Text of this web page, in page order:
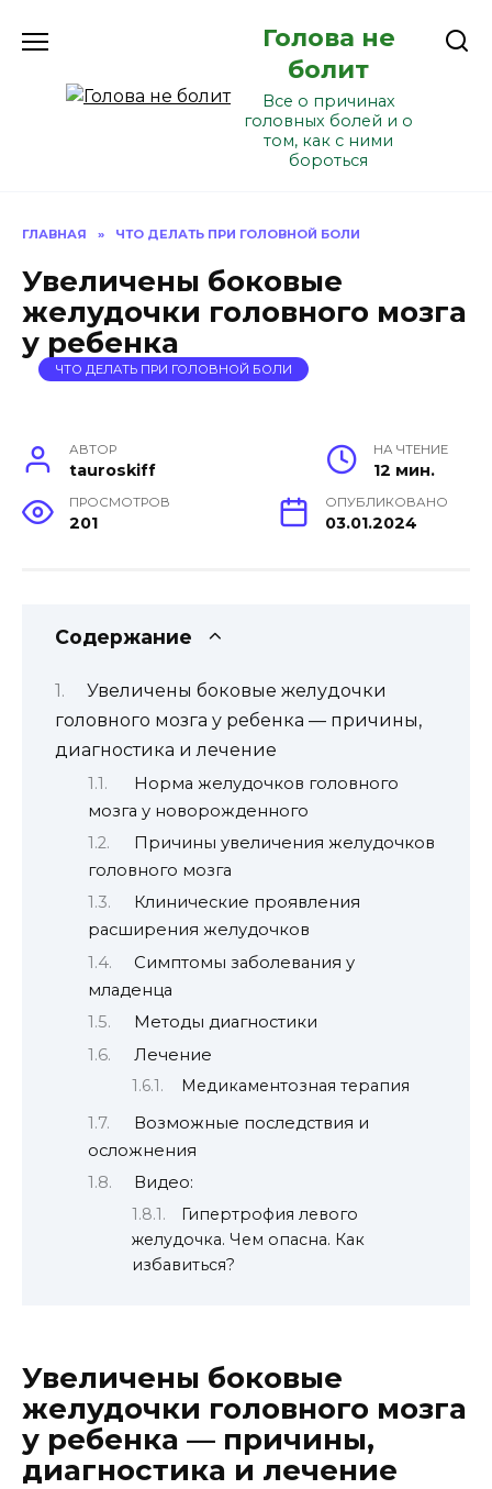
Голова не
болит
Все о причинах
головных болей и о
том, как с ними
бороться
ГЛАВНАЯ » ЧТО ДЕЛАТЬ ПРИ ГОЛОВНОЙ БОЛИ
Увеличены боковые
желудочки головного мозга
у ребенка
ЧТО ДЕЛАТЬ ПРИ ГОЛОВНОЙ БОЛИ
АВТОР
tauroskiff
НА ЧТЕНИЕ
12 мин.
ПРОСМОТРОВ
201
ОПУБЛИКОВАНО
03.01.2024
Содержание
Увеличены боковые желудочки
головного мозга у ребенка — причины,
диагностика и лечение
Норма желудочков головного
мозга у новорожденного
Причины увеличения желудочков
головного мозга
Клинические проявления
расширения желудочков
Симптомы заболевания у
младенца
Методы диагностики
Лечение
Медикаментозная терапия
Возможные последствия и
осложнения
Видео:
Гипертрофия левого
желудочка. Чем опасна. Как
избавиться?
Увеличены боковые
желудочки головного мозга
у ребенка — причины,
диагностика и лечение